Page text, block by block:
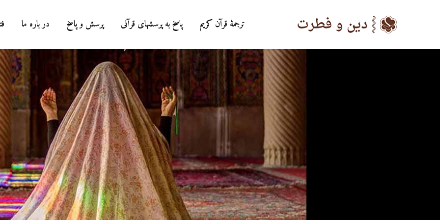
ترجمۀ قرآن کریم پاسخ به پرسشهای قرآنی پرسش و پاسخ در باره ما
درباره سنگ زدن به
شیطان و دویدن مردان
میان صفا و مروه
20 جولای 2026